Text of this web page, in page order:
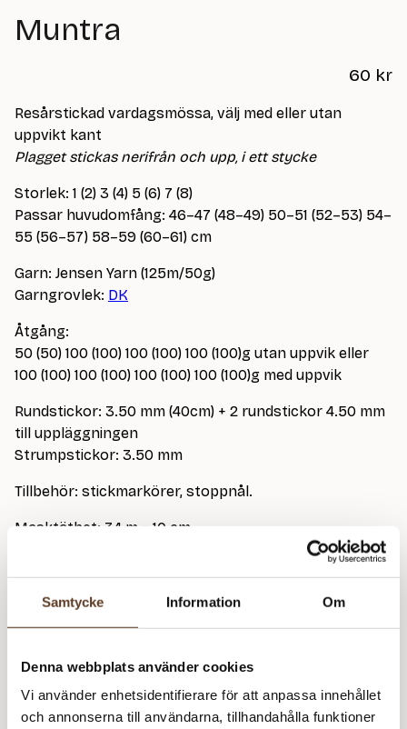
Samtycke Information Om
Denna webbplats använder cookies
Vi använder enhetsidentifierare för att anpassa innehållet
och annonserna till användarna, tillhandahålla funktioner
Muntra
60 kr
Resårstickad vardagsmössa, välj med eller utan
uppvikt kant
Plagget stickas nerifrån och upp, i ett stycke
Storlek: 1 (2) 3 (4) 5 (6) 7 (8)
Passar huvudomfång: 46–47 (48–49) 50–51 (52–53) 54–
55 (56–57) 58–59 (60–61) cm
Garn: Jensen Yarn (125m/50g)
Garngrovlek: DK
Åtgång:
50 (50) 100 (100) 100 (100) 100 (100)g utan uppvik eller
100 (100) 100 (100) 100 (100) 100 (100)g med uppvik
Rundstickor: 3.50 mm (40cm) + 2 rundstickor 4.50 mm
till uppläggningen
Strumpstickor: 3.50 mm
Tillbehör: stickmarkörer, stoppnål.
Masktäthet: 34 m = 10 cm
Den grå mössan på bild är stickad i Jensen Yarn 0S
Jensen Yarn – 0 Natur (Lager: 23)